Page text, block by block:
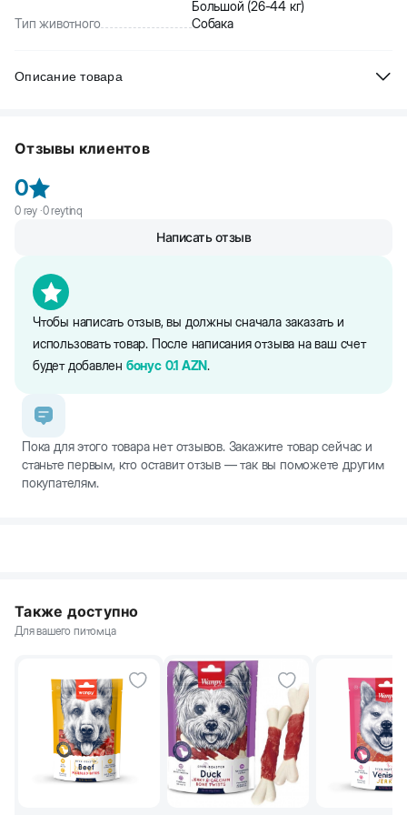
Большой (26-44 кг)
Тип животного
Собака
Описание товара
Ошейник не сковывает движения и питомцу в нем комфортно.
Отзывы клиентов
0
0rəy ·0reytinq
Чтобы написать отзыв, вы должны сначала заказать и
использовать товар. После написания отзыва на ваш счет
будет добавлен бонус 0.1 AZN.
Написать отзыв
Пока для этого товара нет отзывов. Закажите товар сейчас и
станьте первым, кто оставит отзыв — так вы поможете другим
покупателям.
Также доступно
Для вашего питомца